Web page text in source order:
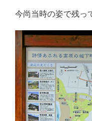
今尚当時の姿で残っ